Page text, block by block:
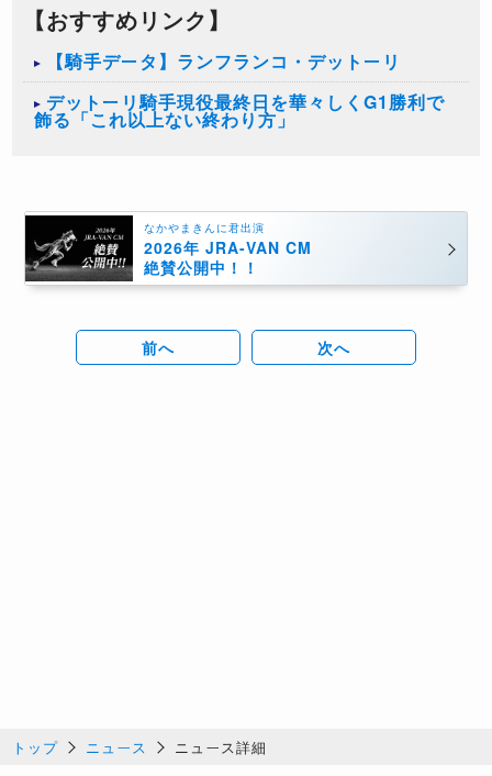
【おすすめリンク】
【騎手データ】ランフランコ・デットーリ
デットーリ騎手現役最終日を華々しくG1勝利で
飾る「これ以上ない終わり方」
なかやまきんに君出演
2026年 JRA-VAN CM
絶賛公開中！！
前へ 次へ
トップ ニュース ニュース詳細